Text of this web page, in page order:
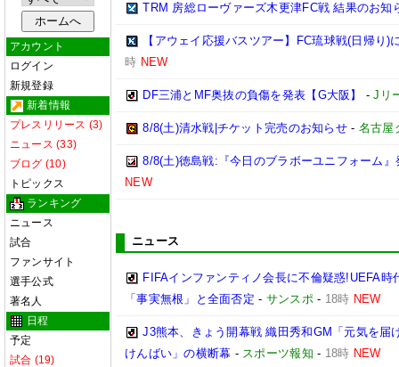
アカウント
ログイン
新規登録
新着情報
プレスリリース (3)
ニュース (33)
ブログ (10)
トピックス
ランキング
ニュース
試合
ファンサイト
選手公式
著名人
日程
予定
試合 (19)
TRM 房総ローヴァーズ木更津FC戦 結果のお知
【アウェイ応援バスツアー】FC琉球戦(日帰り)
時 NEW
DF三浦とMF奥抜の負傷を発表【G大阪】 -Jリ
8/8(土)清水戦|チケット完売のお知らせ- 名古屋
8/8(土)徳島戦:『今日のブラボーユニフォーム
NEW
ニュース
FIFAインファンティノ会長に不倫疑惑!UEFA
「事実無根」と全面否定 - サンスポ- 18時 NEW
J3熊本、きょう開幕戦 織田秀和GM「元気を届
けんばい」の横断幕 - スポーツ報知 - 18時 NEW